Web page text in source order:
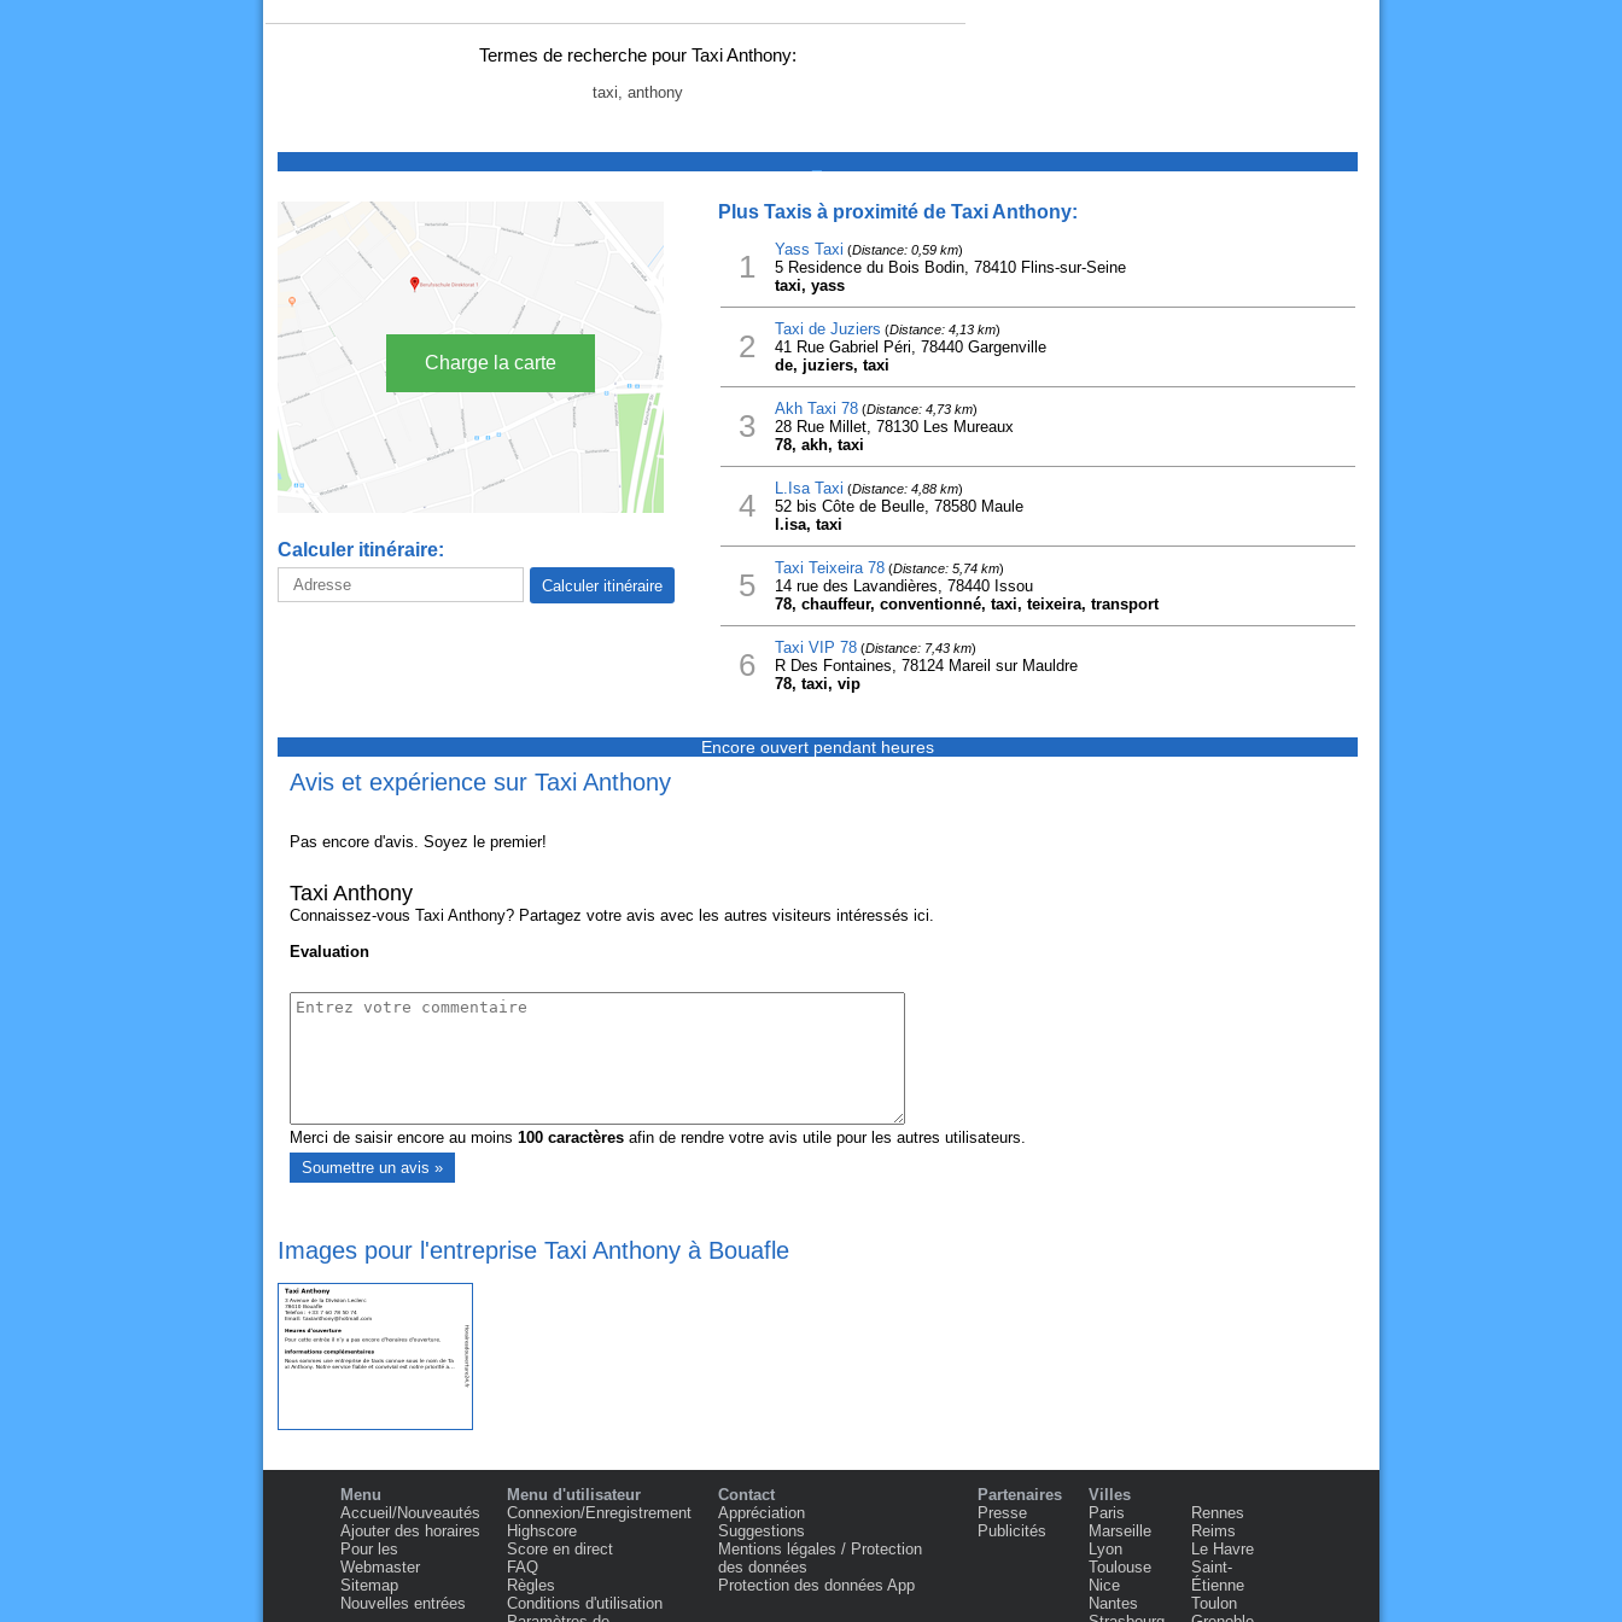
Termes de recherche pour Taxi Anthony:
taxi, anthony
Charge la carte
Calculer itinéraire:
Plus Taxis à proximité de Taxi Anthony:
1 Yass Taxi (Distance: 0,59 km)
5 Residence du Bois Bodin, 78410 Flins-sur-Seine
taxi, yass
2 Taxi de Juziers (Distance: 4,13 km)
41 Rue Gabriel Péri, 78440 Gargenville
de, juziers, taxi
3 Akh Taxi 78(Distance: 4,73 km)
28 Rue Millet, 78130 Les Mureaux
78, akh, taxi
4 L.Isa Taxi (Distance: 4,88 km)
52 bis Côte de Beulle, 78580 Maule
l.isa, taxi
5 Taxi Teixeira 78(Distance: 5,74 km)
14 rue des Lavandières, 78440 Issou
78, chauffeur, conventionné, taxi, teixeira, transport
6 Taxi VIP 78(Distance: 7,43 km)
R Des Fontaines, 78124 Mareil sur Mauldre
78, taxi, vip
Encore ouvert pendant heures
Avis et expérience sur Taxi Anthony
Pas encore d'avis. Soyez le premier!
Taxi Anthony
Connaissez-vous Taxi Anthony? Partagez votre avis avec les autres visiteurs intéressés ici.
Evaluation
Merci de saisir encore au moins 100caractèresafin de rendre votre avis utile pour les autres utilisateurs.
Images pour l'entreprise Taxi Anthony à Bouafle
Menu
Accueil/Nouveautés
Ajouter des horaires
Pour les
Webmaster
Sitemap
Nouvelles entrées
Menu d'utilisateur
Connexion/Enregistrement
Highscore
Score en direct
FAQ
Règles
Conditions d'utilisation
Contact
Appréciation
Suggestions
Mentions légales / Protection
des données
Protection des données App
Partenaires
Presse
Publicités
Villes
Paris
Marseille
Lyon
Toulouse
Nice
Nantes
Rennes
Reims
Le Havre
Saint-
Étienne
Toulon